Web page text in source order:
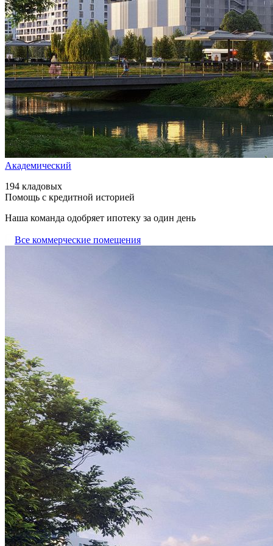
Академический
194 кладовых
Помощь с кредитной историей
Наша команда одобряет ипотеку за один день
Все коммерческие помещения